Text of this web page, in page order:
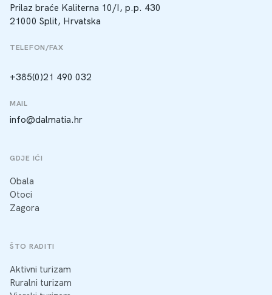
Prilaz braće Kaliterna 10/I, p.p. 430
21000 Split, Hrvatska
TELEFON/FAX
+385(0)21 490 032
MAIL
info@dalmatia.hr
GDJE IĆI
Obala
Otoci
Zagora
ŠTO RADITI
Aktivni turizam
Ruralni turizam